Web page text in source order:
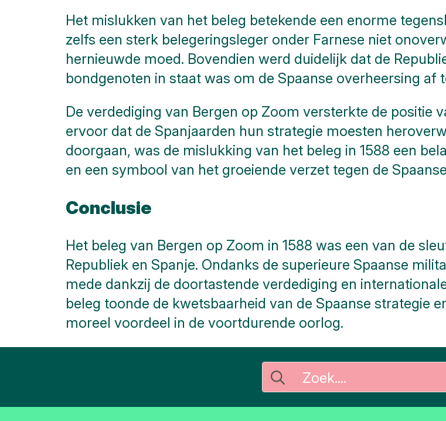
Het mislukken van het beleg betekende een enorme
zelfs een sterk belegeringsleger onder Farnese niet
hernieuwde moed. Bovendien werd duidelijk dat de
bondgenoten in staat was om de Spaanse overheersing af
De verdediging van Bergen op Zoom versterkte de positie
ervoor dat de Spanjaarden hun strategie moesten
doorgaan, was de mislukking van het beleg in 1588 een
en een symbool van het groeiende verzet tegen de
Conclusie
Het beleg van Bergen op Zoom in 1588 was een van de
Republiek en Spanje. Ondanks de superieure Spaanse
mede dankzij de doortastende verdediging en
beleg toonde de kwetsbaarheid van de Spaanse strategie
moreel voordeel in de voortdurende oorlog.
Search
for: